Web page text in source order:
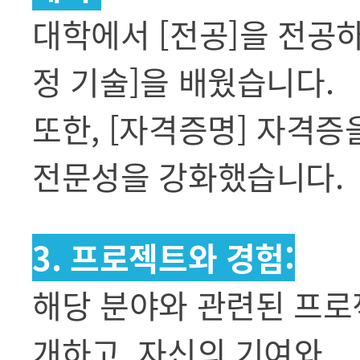
대학에서 [전공]을 전공
정 기술]을 배웠습니다.
또한, [자격증명] 자격
전문성을 강화했습니다.
3. 프로젝트와 경험:
해당 분야와 관련된 프